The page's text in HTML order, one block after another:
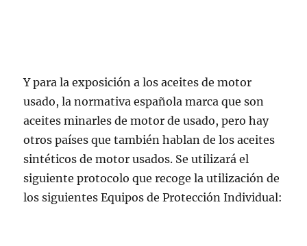
Y para la exposición a los aceites de motor
usado, la normativa española marca que son
aceites minarles de motor de usado, pero hay
otros países que también hablan de los aceites
sintéticos de motor usados. Se utilizará el
siguiente protocolo que recoge la utilización de
los siguientes Equipos de Protección Individual: